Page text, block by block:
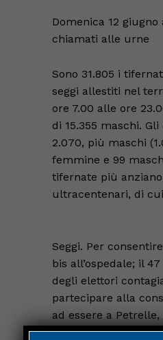
Domenica 12
chiamati alle urne
Sono 31.805 i
seggi allestiti nel
ore 7.00 alle ore
di 15.355 maschi.
2.070, più maschi
femmine e 99
tifernate più
ultracentenari, di
Seggi. Per
bis all’ospedale; il
degli elettori
partecipare alla
ad essere a
nord di via